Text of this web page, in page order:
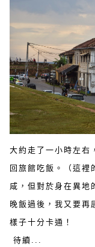
大約走了一小時左右
回旅館吃飯。（這裡
咸，但對於身在異地
晚飯過後，我又要再
樣子十分卡通！
待續...